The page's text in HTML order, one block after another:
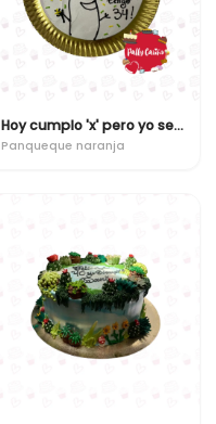
Hoy cumplo 'x' pero yo seguire diciendo que tengo 'x'
Panqueque naranja